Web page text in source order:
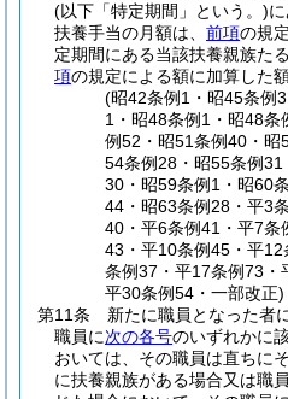
(以下「特定期間」という。)
扶養手当の月額は、 前項の規
定期間にある当該扶養親族た
項の規定による額に加算した額
(昭42条例1・昭45条例
1・昭48条例1・昭48条
例52・昭51条例40・昭
54条例28・昭55条例
30・昭59条例1・昭60
44・昭63条例28・平3
40・平6条例41・平7条
43・平10条例45・平
条例37・平17条例73・
平30条例54・一部改正)
第11条
新たに職員となった者
職員に次の各号のいずれかに
おいては、その職員は直ちに
に扶養親族がある場合又は職